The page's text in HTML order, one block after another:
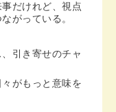
だけれど、視点
がっている。
引き寄せのチャ
がもっと意味を